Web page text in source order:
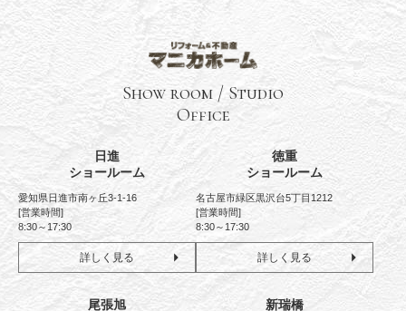
Show room / Studio
Office
日進
ショールーム
愛知県日進市南ヶ丘3-1-16
[営業時間]
8:30～17:30
詳しく見る
徳重
ショールーム
名古屋市緑区黒沢台5丁目1212
[営業時間]
8:30～17:30
詳しく見る
尾張旭
新瑞橋